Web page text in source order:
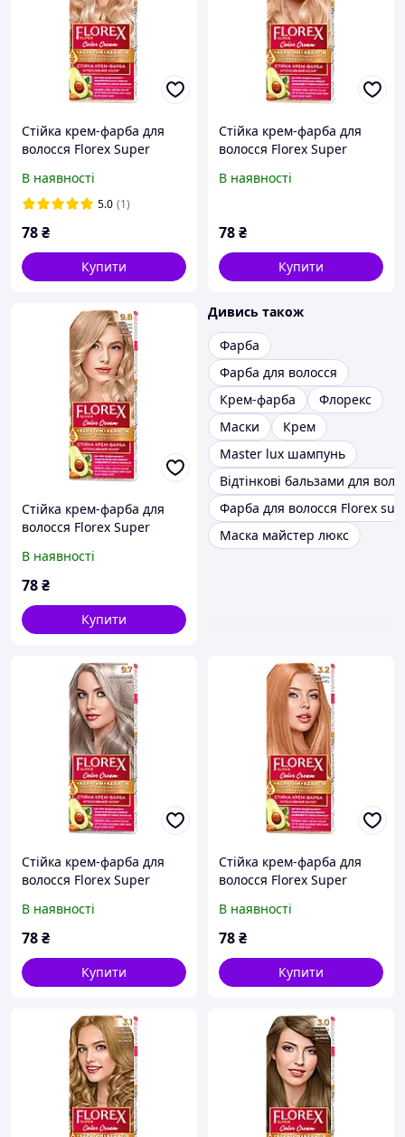
Стійка крем-фарба для
волосся Florex Super
В наявності
5.0 (1)
78₴
Купити
Стійка крем-фарба для
волосся Florex Super
В наявності
78₴
Купити
Стійка крем-фарба для
волосся Florex Super
В наявності
78₴
Купити
Дивись також
Фарба
Фарба для волосся
Крем-фарба
Флорекс
Маски
Крем
Master lux шампунь
Відтінкові бальзами для
Фарба для волосся Florex
Маска майстер люкс
Стійка крем-фарба для
волосся Florex Super
В наявності
78₴
Купити
Стійка крем-фарба для
волосся Florex Super
В наявності
78₴
Купити